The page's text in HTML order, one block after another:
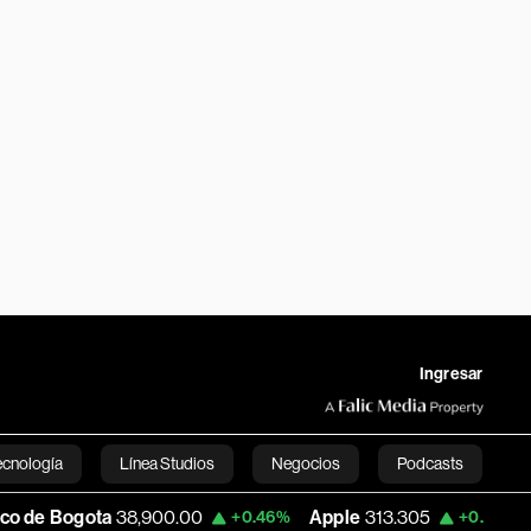
Ingresar
Línea Studios Negocios Podcasts
English
38,900.00 +0.46% Apple 313.305 +0.25% USD